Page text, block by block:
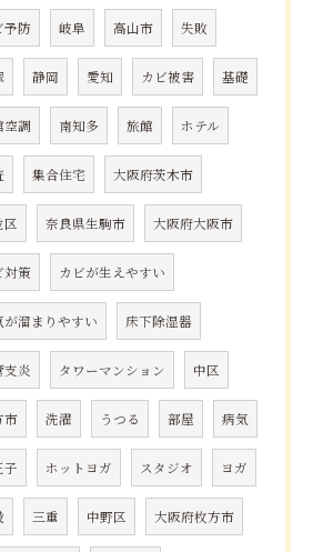
予防 岐阜 高山市 失敗
静岡 愛知 カビ被害 基礎
空調 南知多 旅館 ホテル
集合住宅 大阪府茨木市
区 奈良県生駒市 大阪府大阪市
対策 カビが生えやすい
が溜まりやすい 床下除湿器
支炎 タワーマンション 中区
市 洗濯 うつる 部屋 病気
子 ホットヨガ スタジオ ヨガ
三重 中野区 大阪府枚方市